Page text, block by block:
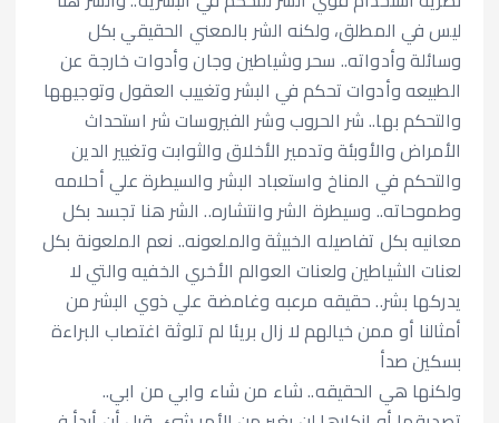
ليس في المطلق، ولكنه الشر بالمعني الحقيقي بكل
وسائلة وأدواته.. سحر وشياطين وجان وأدوات خارجة عن
الطبيعه وأدوات تحكم في البشر وتغييب العقول وتوجيهها
والتحكم بها.. شر الحروب وشر الفيروسات شر استحداث
الأمراض والأوبئة وتدمير الأخلاق والثوابت وتغيير الدين
والتحكم في المناخ واستعباد البشر والسيطرة علي أحلامه
وطموحاته.. وسيطرة الشر وانتشاره.. الشر هنا تجسد بكل
معانيه بكل تفاصيله الخبيثة والملعونه.. نعم الملعونة بكل
لعنات الشياطين ولعنات العوالم الأخري الخفيه والتي لا
يدركها بشر.. حقيقه مرعبه وغامضة علي ذوي البشر من
أمثالنا أو ممن خيالهم لا زال بريئا لم تلوثة اغتصاب البراءة
بسكين صدأ
ولكنها هي الحقيقه.. شاء من شاء وابي من ابي..